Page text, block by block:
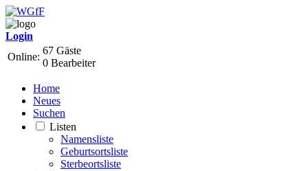
Login
Online:
67 Gäste
0 Bearbeiter
Home
Neues
Suchen
Listen
Namensliste
Geburtsortsliste
Sterbeortsliste